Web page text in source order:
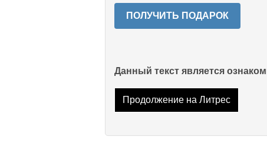
ПОЛУЧИТЬ ПОДАРОК
Данный текст является
Продолжение на Литрес